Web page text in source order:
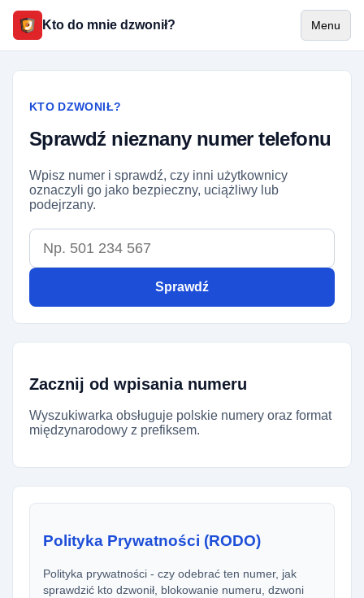
Kto do mnie dzwonił? Menu
KTO DZWONIŁ?
Sprawdź nieznany numer telefonu
Wpisz numer i sprawdź, czy inni użytkownicy
oznaczyli go jako bezpieczny, uciążliwy lub
podejrzany.
Numer telefonu
Sprawdź
Zacznij od wpisania numeru
Wyszukiwarka obsługuje polskie numery oraz format
międzynarodowy z prefiksem.
Polityka Prywatności (RODO)
Polityka prywatności - czy odebrać ten numer, jak
sprawdzić kto dzwonił, blokowanie numeru, dzwoni